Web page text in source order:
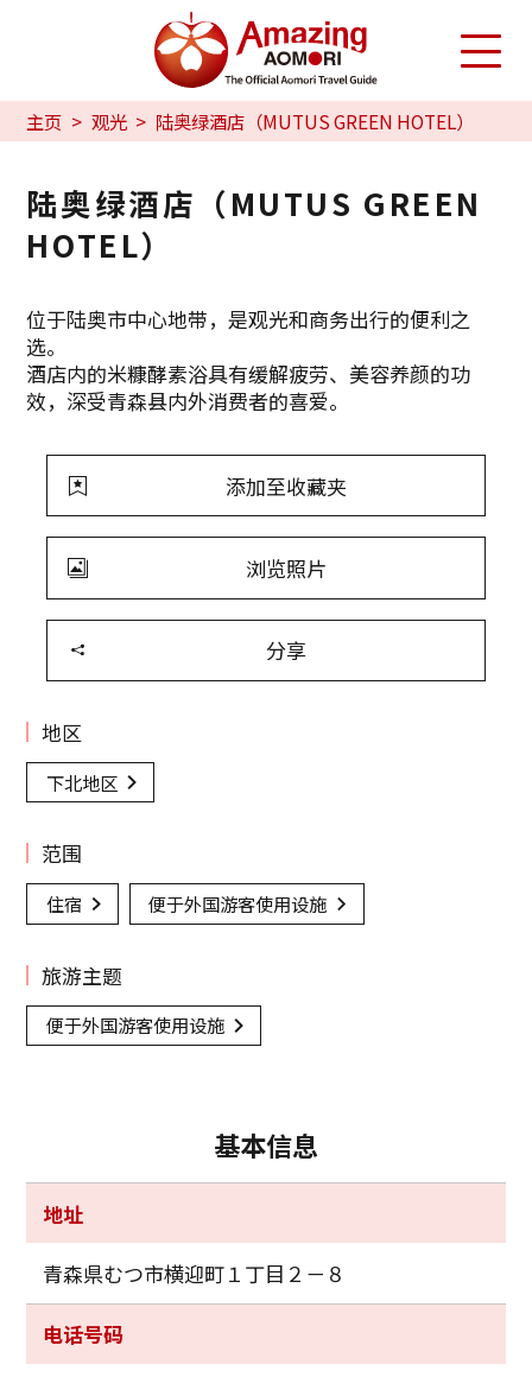
主页 观光 陆奥绿酒店（MUTUS GREEN HOTEL）
陆奥绿酒店（MUTUS GREEN
HOTEL）
位于陆奥市中心地带，是观光和商务出行的便利之
选。
酒店内的米糠酵素浴具有缓解疲劳、美容养颜的功
效，深受青森县内外消费者的喜爱。
添加至收藏夹
浏览照片
分享
地区
下北地区
范围
住宿 便于外国游客使用设施
旅游主题
便于外国游客使用设施
基本信息
地址
青森県むつ市横迎町１丁目２－８
电话号码